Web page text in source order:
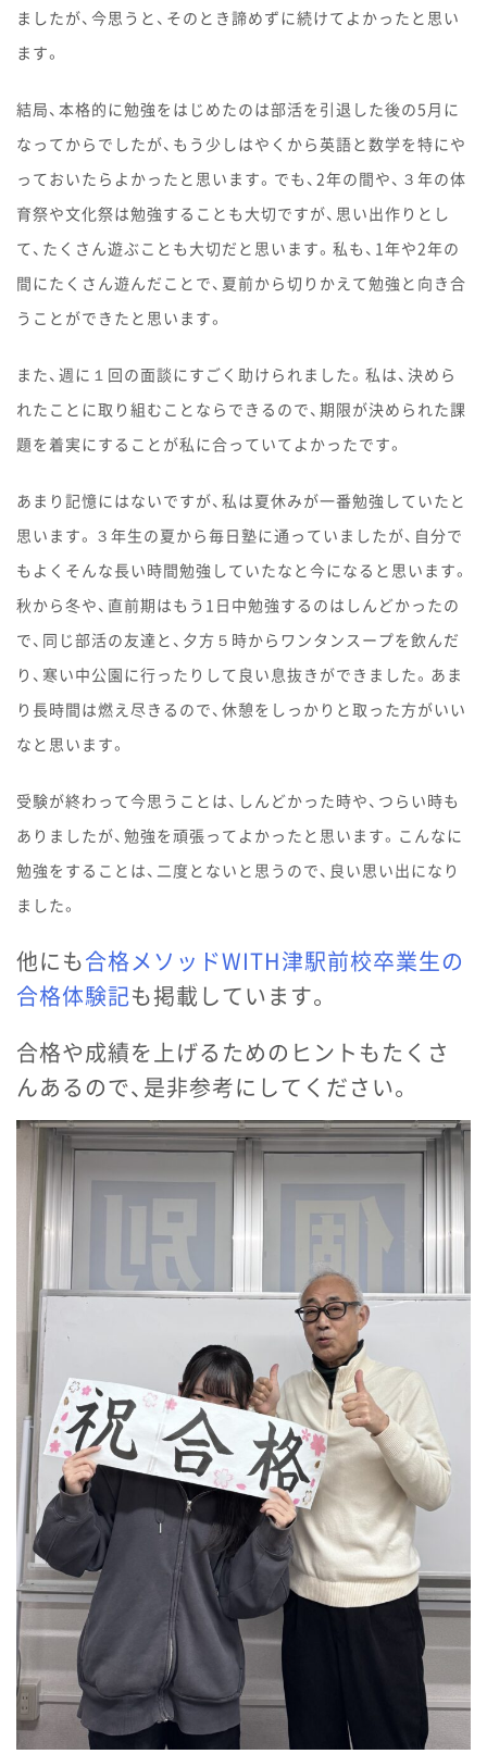
ましたが、今思うと、そのとき諦めずに続けてよかったと思い
ます。
結局、本格的に勉強をはじめたのは部活を引退した後の5月に
なってからでしたが、もう少しはやくから英語と数学を特にや
っておいたらよかったと思います。でも、2年の間や、３年の体
育祭や文化祭は勉強することも大切ですが、思い出作りとし
て、たくさん遊ぶことも大切だと思います。私も、1年や2年の
間にたくさん遊んだことで、夏前から切りかえて勉強と向き合
うことができたと思います。
また、週に１回の面談にすごく助けられました。私は、決めら
れたことに取り組むことならできるので、期限が決められた課
題を着実にすることが私に合っていてよかったです。
あまり記憶にはないですが、私は夏休みが一番勉強していたと
思います。３年生の夏から毎日塾に通っていましたが、自分で
もよくそんな長い時間勉強していたなと今になると思います。
秋から冬や、直前期はもう1日中勉強するのはしんどかったの
で、同じ部活の友達と、夕方５時からワンタンスープを飲んだ
り、寒い中公園に行ったりして良い息抜きができました。あま
り長時間は燃え尽きるので、休憩をしっかりと取った方がいい
なと思います。
受験が終わって今思うことは、しんどかった時や、つらい時も
ありましたが、勉強を頑張ってよかったと思います。こんなに
勉強をすることは、二度とないと思うので、良い思い出になり
ました。
他にも合格メソッドWITH津駅前校卒業生の
合格体験記も掲載しています。
合格や成績を上げるためのヒントもたくさ
んあるので、是非参考にしてください。